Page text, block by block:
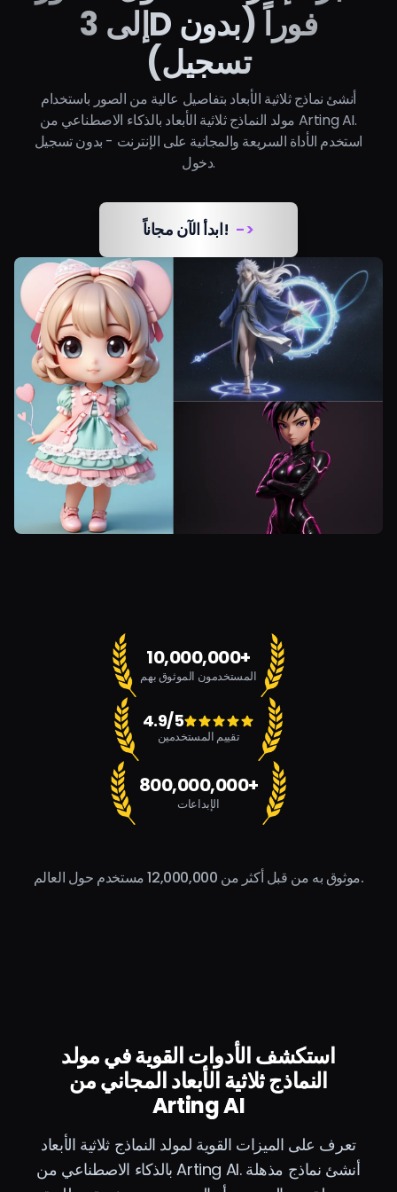
high likeness to the
subject while
presenting a sweet,
lighting, clean shadows,
subtle reflections, and
gentle depth of field. Add
delicate accessories and
layered clothing that fit
the character’s gender and
likeness to the subject
while presenting a sweet,
charming doll-style
appearance.
إلى 3D فوراً (بدون
تسجيل)
أنشئ نماذج ثلاثية الأبعاد بتفاصيل عالية من الصور باستخدام
مولد النماذج ثلاثية الأبعاد بالذكاء الاصطناعي من Arting AI.
استخدم الأداة السريعة والمجانية على الإنترنت - بدون تسجيل
دخول.
ابدأ الآن مجاناً! ->
10,000,000+
المستخدمون الموثوق بهم
4.9/5
تقييم المستخدمين
800,000,000+
الإبداعات
موثوق به من قبل أكثر من 12,000,000 مستخدم حول العالم.
استكشف الأدوات القوية في مولد
النماذج ثلاثية الأبعاد المجاني من
Arting AI
تعرف على الميزات القوية لمولد النماذج ثلاثية الأبعاد
بالذكاء الاصطناعي من Arting AI. أنشئ نماذج مذهلة